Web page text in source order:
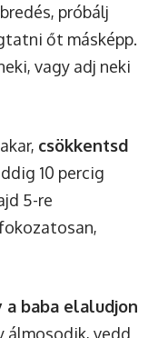
próbálj
őt másképp.
vagy adj neki
csökkentsd
10 percig
5-re
a baba elaludjon
álmosodik, vedd